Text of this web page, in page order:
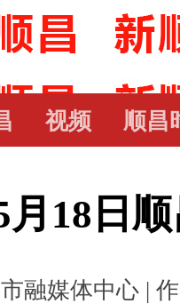
视频 顺昌
月18日
融媒体中心 |